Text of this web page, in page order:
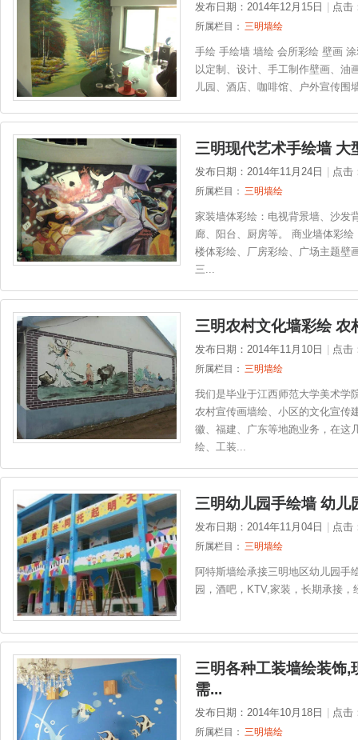
发布日期：2014年12月15日 点击
所属栏目： 三明墙绘
手绘 手绘墙 墙绘 会所彩绘 壁画
以定制、设计、手工制作壁画、油
儿园、酒店、咖啡馆、户外宣传围
三明现代艺术手绘墙 大
发布日期：2014年11月24日 点击
所属栏目： 三明墙绘
家装墙体彩绘：电视背景墙、沙发
廊、阳台、厨房等。 商业墙体彩
楼体彩绘、厂房彩绘、广场主题壁
三...
三明农村文化墙彩绘 农
发布日期：2014年11月10日 点击
所属栏目： 三明墙绘
我们是毕业于江西师范大学美术学
农村宣传画墙绘、小区的文化宣传
徽、福建、广东等地跑业务，在这
绘、工装...
三明幼儿园手绘墙 幼儿
发布日期：2014年11月04日 点击
所属栏目： 三明墙绘
阿特斯墙绘承接三明地区幼儿园手
园，酒吧，KTV,家装，长期承接
三明各种工装墙绘装饰,
需...
发布日期：2014年10月18日 点击
所属栏目： 三明墙绘